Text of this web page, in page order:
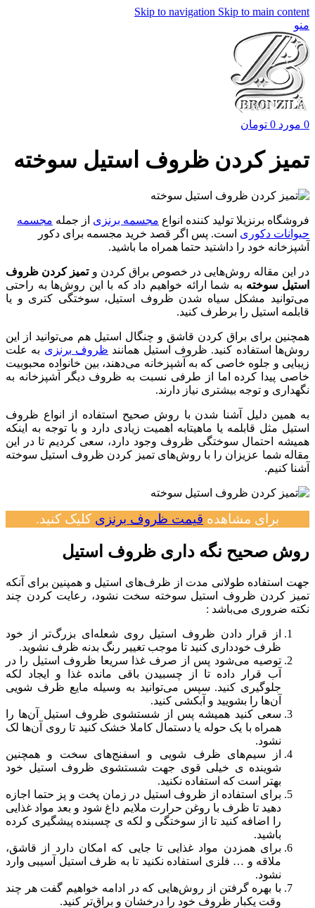
Skip to navigation Skip to main content
منو
0 مورد 0 تومان
تمیز کردن ظروف استیل سوخته
فروشگاه برنزیلا تولید کننده انواع مجسمه برنزی از جمله مجسمه
حیوانات دکوری است. پس اگر قصد خرید مجسمه برای دکور
آشپزخانه خود را داشتید حتما همراه ما باشید.
در این مقاله روش‌هایی در خصوص براق کردن وتمیز کردن ظروف
استیل سوخته به شما ارائه خواهیم داد که با این روش‌ها به راحتی
می‌توانید مشکل سیاه شدن ظروف استیل، سوختگی کتری و یا
قابلمه استیل را برطرف کنید.
همچنین برای براق کردن قاشق و چنگال استیل هم می‌توانید از این
روش‌ها استفاده کنید. ظروف استیل همانند ظروف برنزی به علت
زیبایی و جلوه خاصی که به آشپزخانه می‌‌دهند، بین خانواده محبوبیت
خاصی پیدا کرده اما از طرفی نسبت به ظروف دیگر آشپزخانه به
نگهداری و توجه بیشتری نیاز دارند.
به همین دلیل آشنا شدن با روش صحیح استفاده از انواع ظروف
استیل مثل قابلمه یا ماهیتابه اهمیت زیادی دارد و با توجه به اینکه
همیشه احتمال سوختگی ظروف وجود دارد، سعی کردیم تا در این
مقاله شما عزیزان را با روش‌های تمیز کردن ظروف استیل سوخته
آشنا کنیم.
برای مشاهده قیمت ظروف برنزی کلیک کنید.
روش صحیح نگه‌ داری ظروف استیل
جهت استفاده طولانی‌ مدت از ظرف‌های استیل و همپنین برای آنکه
تمیز کردن ظروف استیل سوخته سخت نشود، رعایت کردن چند
نکته ضروری می‌باشد :
از قرار دادن ظروف استیل روی شعله‌ای بزرگ‌‌تر از خود
ظرف خودداری کنید تا موجب تغییر رنگ بدنه ظرف نشوید.
توصیه می‌شود پس از صرف غذا سریعا ظروف استیل را در
آب قرار داده تا از چسبیدن باقی‌ مانده غذا و ایجاد لکه
جلوگیری کنید. سپس می‌توانید به وسیله مایع ظرف‌ شویی
آن‌‌ها را بشویید و آبکشی کنید.
سعی کنید همیشه پس از شستشوی ظروف استیل آن‌‌ها را
همراه با یک حوله یا دستمال کاملا خشک‌ کنید تا روی آن‌‌ها لک
نشود.
از سیم‌های ظرف ‌شویی و اسفنج‌‌های سخت و همچنین
شوینده ی خیلی قوی جهت شستشوی ظروف استیل خود
بهتر است که استفاده نکنید.
برای استفاده از ظروف استیل در زمان پخت‌ و پز حتما اجازه
دهید تا ظرف با روغن حرارت ملایم داغ شود و بعد مواد غذایی
را اضافه کنید تا از سوختگی و لکه ی چسبنده پیشگیری کرده
باشید.
برای همزدن مواد غذایی تا جایی که امکان دارد از قاشق،
ملاقه و … فلزی استفاده نکنید تا به ظرف استیل آسیبی وارد
نشود.
با بهره گرفتن از روش‌‌هایی که در ادامه خواهیم گفت هر چند
وقت یکبار ظروف خود را درخشان و براق‌تر کنید.